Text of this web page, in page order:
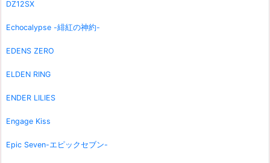
DZ12SX
Echocalypse -緋紅の神約-
EDENS ZERO
ELDEN RING
ENDER LILIES
Engage Kiss
Epic Seven-エピックセブン-